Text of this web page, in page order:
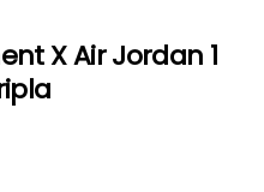
X Air Jordan 1